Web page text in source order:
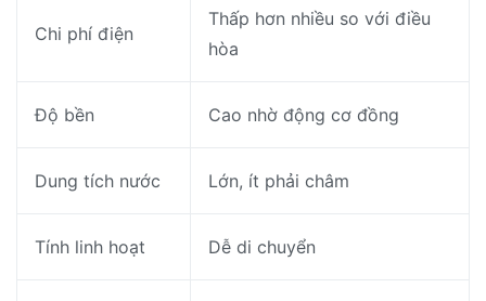
Chi phí điện
Thấp hơn nhiều so với điều
hòa
Độ bền Cao nhờ động cơ đồng
Dung tích nước Lớn, ít phải châm
Tính linh hoạt Dễ di chuyển